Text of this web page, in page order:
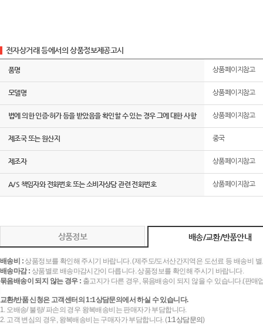
전자상거래 등에서의 상품정보제공고시
품명 상품페이지참고
모델명 상품페이지참고
법에 의한 인증·허가 등을 받았음을 확인할 수 있는 경우 그에 대한 사항 상품페이지참고
제조국 또는 원산지 중국
제조자 상품페이지참고
A/S 책임자와 전화번호 또는 소비자상담 관련 전화번호 상품페이지참고
상품정보 배송/교환/반품안내
배송비 :상품정보를 확인해 주시기 바랍니다. (제주도/도서산간지역은 도선료 등 배송비
배송마감 : 상품별로 배송마감시간이 다릅니다. 상품정보를 확인해 주시기 바랍니다.
묶음배송이 되지 않는 경우 : 출고지가 다른 경우, 묶음배송이 되지 않을 수 있습니다.(판
교환/반품 신청은 고객센터의 1:1상담문의에서 하실 수 있습니다.
1. 오배송/ 불량/ 파손의 경우 왕복배송비는 판매자가 부담합니다.
2. 고객 변심의 경우, 왕복배송비는 구매자가 부담합니다. (1:1상담문의)